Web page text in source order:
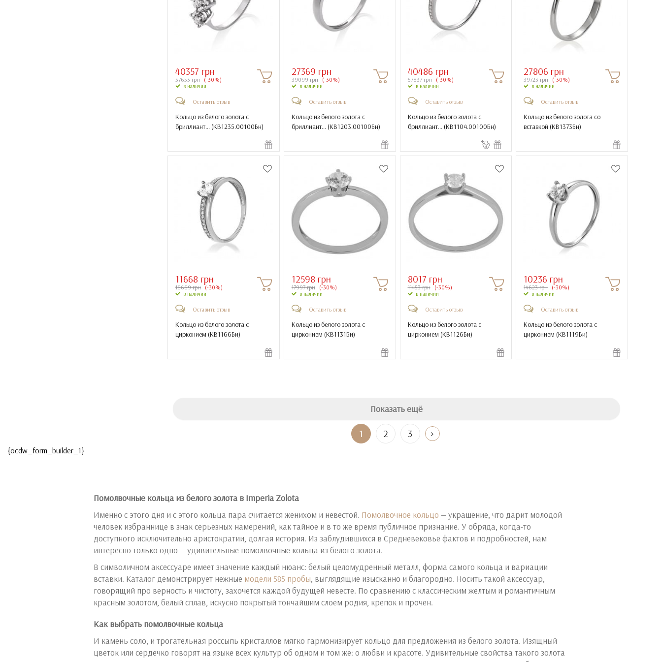
40357 грн
57653 грн (-30%)
в наличии
Оставить отзыв
Кольцо из белого золота с
бриллиант... (КВ1235.00100Бн)
27369 грн
39099 грн (-30%)
в наличии
Оставить отзыв
Кольцо из белого золота с
бриллиант... (КВ1203.00100Бн)
40486 грн
57837 грн (-30%)
в наличии
Оставить отзыв
Кольцо из белого золота с
бриллиант... (КВ1104.00100Бн)
27806 грн
39723 грн (-30%)
в наличии
Оставить отзыв
Кольцо из белого золота со
вставкой (КВ1373Бн)
11668 грн
16669 грн (-30%)
в наличии
Оставить отзыв
Кольцо из белого золота с
цирконием (КВ1166Би)
12598 грн
17997 грн (-30%)
в наличии
Оставить отзыв
Кольцо из белого золота с
цирконием (КВ1131Би)
8017 грн
11453 грн (-30%)
в наличии
Оставить отзыв
Кольцо из белого золота с
цирконием (КВ1126Би)
10236 грн
14623 грн (-30%)
в наличии
Оставить отзыв
Кольцо из белого золота с
цирконием (КВ1119Би)
Показать ещё
1 2 3
{ocdw_form_builder_1}
Помолвочные кольца из белого золота в Imperia Zolota
Именно с этого дня и с этого кольца пара считается женихом и невестой. Помолвочное кольцо — украшение, что дарит молодой
человек избраннице в знак серьезных намерений, как тайное и в то же время публичное признание. У обряда, когда-то
доступного исключительно аристократии, долгая история. Из заблудившихся в Средневековье фактов и подробностей, нам
интересно только одно — удивительные помолвочные кольца из белого золота.
В символичном аксессуаре имеет значение каждый нюанс: белый целомудренный металл, форма самого кольца и вариации
вставки. Каталог демонстрирует нежные модели 585 пробы , выглядящие изысканно и благородно. Носить такой аксессуар,
говорящий про верность и чистоту, захочется каждой будущей невесте. По сравнению с классическим желтым и романтичным
красным золотом, белый сплав, искусно покрытый тончайшим слоем родия, крепок и прочен.
Как выбрать помолвочные кольца
И камень соло, и трогательная россыпь кристаллов мягко гармонизирует кольцо для предложения из белого золота. Изящный
цветок или сердечко говорят на языке всех культур об одном и том же: о любви и красоте. Удивительные свойства такого золота